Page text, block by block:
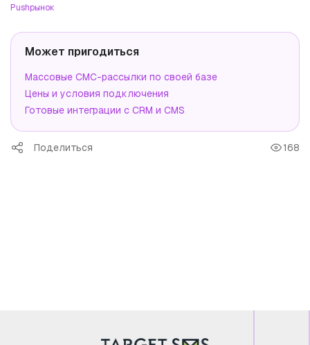
Pushрынок
Может пригодиться
Массовые СМС-рассылки по своей базе
Цены и условия подключения
Готовые интеграции с CRM и CMS
Поделиться 168